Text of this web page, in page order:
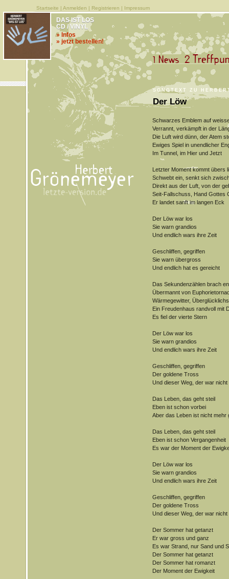
Startseite | Anmelden | Registrieren | Impressum
SONGTEXT ZU
Der Löw
DAS IST LOS
CD / VINYL
» Infos
» jetzt bestellen!
Schwarzes Emblem auf
Verrannt, verkämpft in der
Die Luft wird dünn, der Atem
Ewiges Spiel in unendlicher
Im Tunnel, im Hier und Jetzt
Letzter Moment kommt übers
Schwebt ein, senkt sich
Direkt aus der Luft, von der
Seit-Fallschuss, Hand Gottes
Er landet sanft im langen Eck
Der Löw war los
Sie warn grandios
Und endlich wars ihre Zeit
Geschliffen, gegriffen
Sie warn übergross
Und endlich hat es gereicht
Das Sekundenzählen brach
Übermannt von
Wärmegewitter,
Ein Freudenhaus randvoll mit
Es fiel der vierte Stern
Der Löw war los
Sie warn grandios
Und endlich wars ihre Zeit
Geschliffen, gegriffen
Der goldene Tross
Und dieser Weg, der war nicht
Das Leben, das geht steil
Eben ist schon vorbei
Aber das Leben ist nicht mehr
Das Leben, das geht steil
Eben ist schon Vergangenheit
Es war der Moment der
Der Löw war los
Sie warn grandios
Und endlich wars ihre Zeit
Geschliffen, gegriffen
Der goldene Tross
Und dieser Weg, der war nicht
Der Sommer hat getanzt
Er war gross und ganz
Es war Strand, nur Sand und
Der Sommer hat getanzt
Der Sommer hat romanzt
Der Moment der Ewigkeit